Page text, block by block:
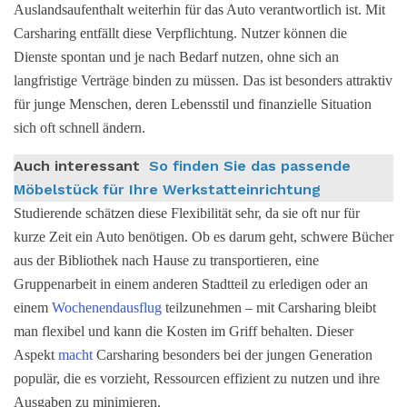
Auslandsaufenthalt weiterhin für das Auto verantwortlich ist. Mit
Carsharing entfällt diese Verpflichtung. Nutzer können die
Dienste spontan und je nach Bedarf nutzen, ohne sich an
langfristige Verträge binden zu müssen. Das ist besonders attraktiv
für junge Menschen, deren Lebensstil und finanzielle Situation
sich oft schnell ändern.
Auch interessant So finden Sie das passende
Möbelstück für Ihre Werkstatteinrichtung
Studierende schätzen diese Flexibilität sehr, da sie oft nur für
kurze Zeit ein Auto benötigen. Ob es darum geht, schwere Bücher
aus der Bibliothek nach Hause zu transportieren, eine
Gruppenarbeit in einem anderen Stadtteil zu erledigen oder an
einem Wochenendausflug teilzunehmen – mit Carsharing bleibt
man flexibel und kann die Kosten im Griff behalten. Dieser
Aspekt macht Carsharing besonders bei der jungen Generation
populär, die es vorzieht, Ressourcen effizient zu nutzen und ihre
Ausgaben zu minimieren.